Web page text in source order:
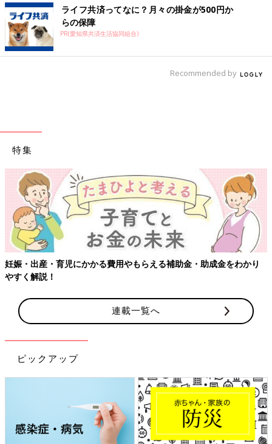
ライフ共済ってなに？月々の掛金が500円か
らの保障
PR(愛知県共済生活協同組合)
Recommended by
特集
【ワクチン接種できるものも】妊婦の感染症対策、知っておいて！
連載一覧へ
ピックアップ